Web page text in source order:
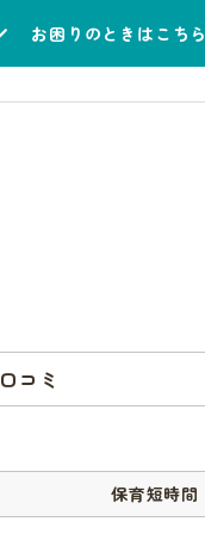
お困りのときはこちら
口コミ
保育短時間